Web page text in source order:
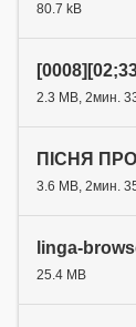
80.7 kB
2.3 MB, 2мин.
ПІСНЯ
3.6 MB, 2мин.
linga-
25.4 MB